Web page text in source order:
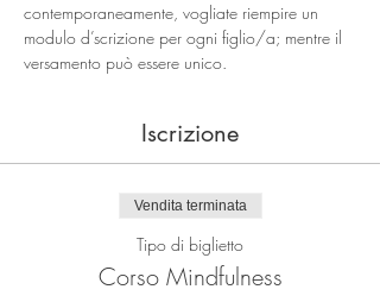
contemporaneamente, vogliate riempire un
modulo d’scrizione per ogni figlio/a; mentre il
versamento può essere unico.
Iscrizione
Vendita terminata
Tipo di biglietto
Corso Mindfulness